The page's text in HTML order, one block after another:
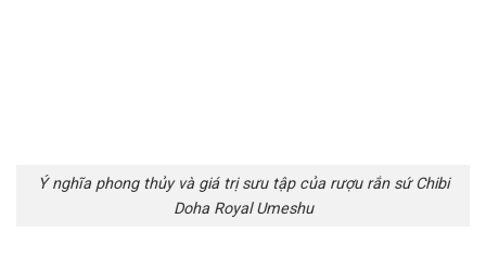
Ý nghĩa phong thủy và giá trị sưu tập của rượu rắn sứ Chibi
Doha Royal Umeshu